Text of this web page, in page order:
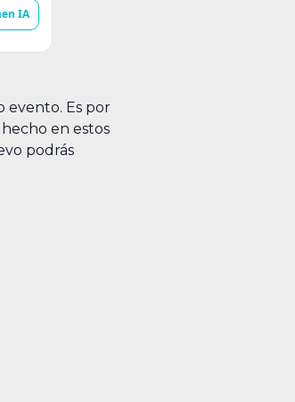
IA
evento. Es por
en estos
podrás